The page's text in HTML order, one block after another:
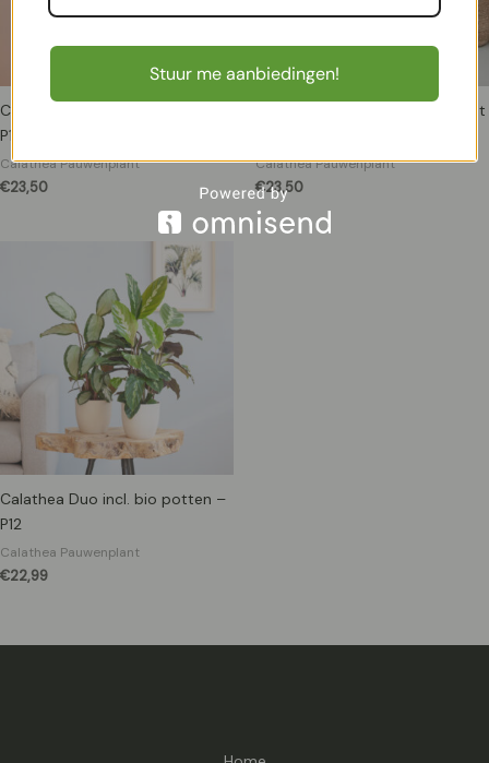
Calathea Zebrina – Zebraplant –
P19
Calathea Pauwenplant
€23,50
Calathea Ornata – Pauwenplant
Calathea Pauwenplant
€23,50
Calathea Duo incl. bio potten –
P12
Calathea Pauwenplant
€22,99
Stuur me aanbiedingen!